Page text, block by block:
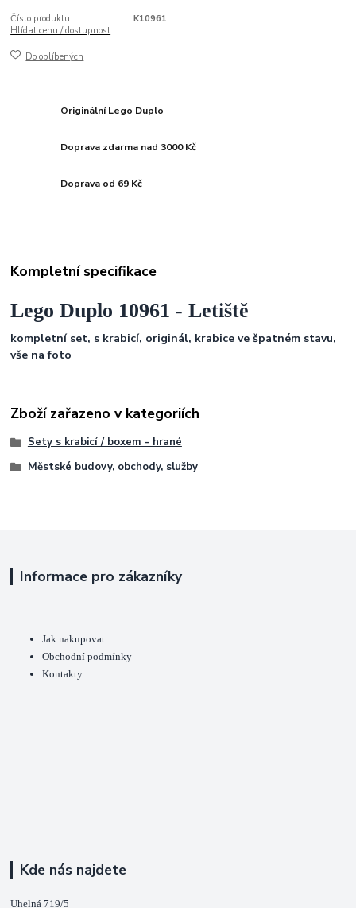
Číslo produktu:
K10961
Hlídat cenu / dostupnost
Do oblíbených
Originální Lego Duplo
Doprava zdarma nad 3000 Kč
Doprava od 69 Kč
Kompletní specifikace
Lego Duplo 10961 - Letiště
kompletní set, s krabicí, originál, krabice ve špatném stavu,
vše na foto
Zboží zařazeno v kategoriích
Sety s krabicí / boxem - hrané
Městské budovy, obchody, služby
Informace pro zákazníky
Jak nakupovat
Obchodní podmínky
Kontakty
Kde nás najdete
Uhelná 719/5